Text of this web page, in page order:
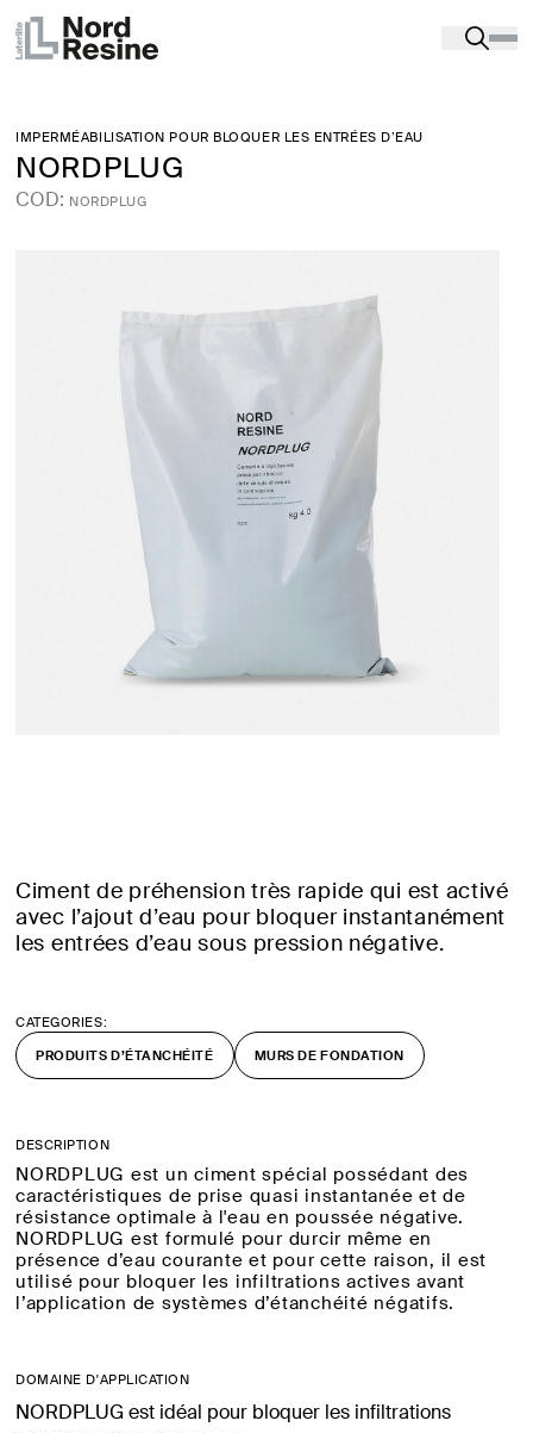
Produits-Produits d’étanchéité
FONDATION-NORDPLUG
IMPERMÉABILISATION POUR BLOQUER LES ENTRÉES D’EAU
NORDPLUG
COD: NORDPLUG
Ciment de préhension très rapide qui est activé
avec l’ajout d’eau pour bloquer instantanément
les entrées d’eau sous pression négative.
CATEGORIES:
PRODUITS D’ÉTANCHÉITÉ
MURS DE FONDATION
DESCRIPTION
NORDPLUG est un ciment spécial possédant des
caractéristiques de prise quasi instantanée et de
résistance optimale à l'eau en poussée négative.
NORDPLUG est formulé pour durcir même en
présence d’eau courante et pour cette raison, il est
utilisé pour bloquer les infiltrations actives avant
l’application de systèmes d’étanchéité négatifs.
DOMAINE D'APPLICATION
NORDPLUG est idéal pour bloquer les infiltrations